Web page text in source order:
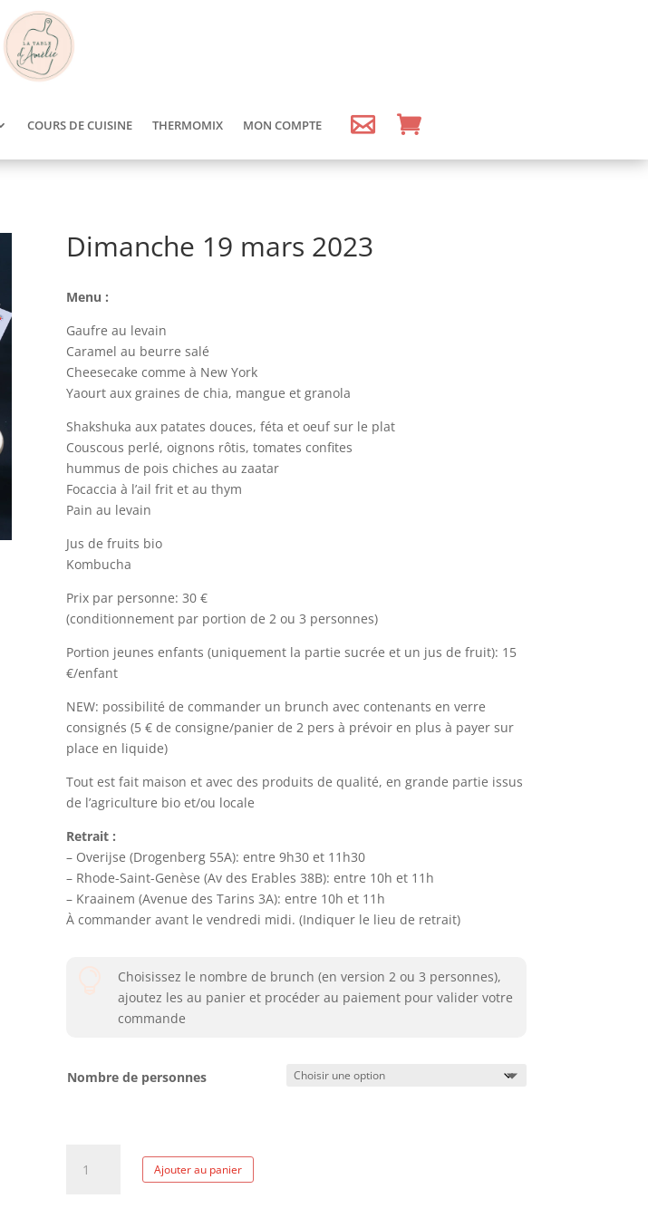
COURS DE CUISINE THERMOMIX MON COMPTE
Dimanche 19 mars 2023
Menu :
Gaufre au levain
Caramel au beurre salé
Cheesecake comme à New York
Yaourt aux graines de chia, mangue et granola
Shakshuka aux patates douces, féta et oeuf sur le plat
Couscous perlé, oignons rôtis, tomates confites
hummus de pois chiches au zaatar
Focaccia à l’ail frit et au thym
Pain au levain
Jus de fruits bio
Kombucha
Prix par personne: 30 €
(conditionnement par portion de 2 ou 3 personnes)
Portion jeunes enfants (uniquement la partie sucrée et un jus de fruit): 15
€/enfant
NEW: possibilité de commander un brunch avec contenants en verre
consignés (5 € de consigne/panier de 2 pers à prévoir en plus à payer sur
place en liquide)
Tout est fait maison et avec des produits de qualité, en grande partie issus
de l’agriculture bio et/ou locale
Retrait :
– Overijse (Drogenberg 55A): entre 9h30 et 11h30
– Rhode-Saint-Genèse (Av des Erables 38B): entre 10h et 11h
– Kraainem (Avenue des Tarins 3A): entre 10h et 11h
À commander avant le vendredi midi. (Indiquer le lieu de retrait)
Choisissez le nombre de brunch (en version 2 ou 3 personnes),
ajoutez les au panier et procéder au paiement pour valider votre
commande
Nombre de personnes
Ajouter au panier